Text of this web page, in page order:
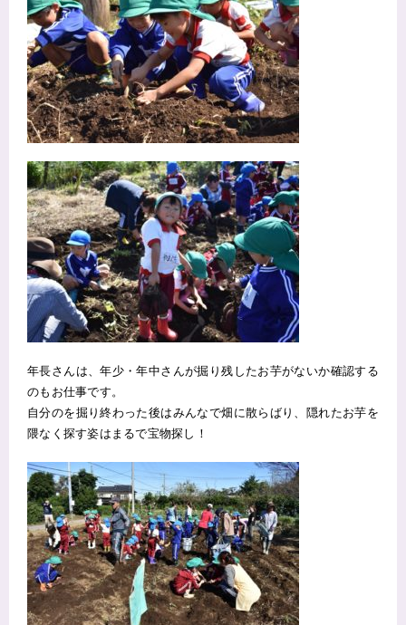
年長さんは、年少・年中さんが掘り残したお芋がないか確認する
のもお仕事です。
自分のを掘り終わった後はみんなで畑に散らばり、隠れたお芋を
隈なく探す姿はまるで宝物探し！